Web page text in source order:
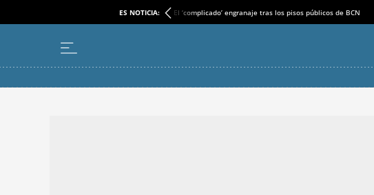
ES NOTICIA: El ‘complicado’ engranaje tras los pisos públicos de BCN